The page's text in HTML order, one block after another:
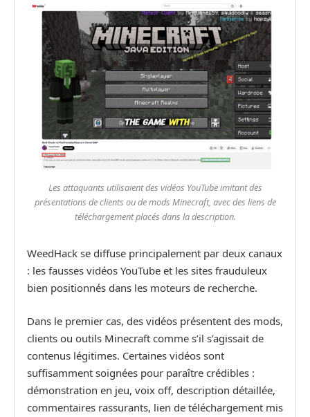
Les attaquants utilisaient des vidéos YouTube imitant des
présentations de clients ou de mods Minecraft, avec des liens de
téléchargement placés dans la description.
WeedHack se diffuse principalement par deux canaux
: les fausses vidéos YouTube et les sites frauduleux
bien positionnés dans les moteurs de recherche.
Dans le premier cas, des vidéos présentent des mods,
clients ou outils Minecraft comme s’il s’agissait de
contenus légitimes. Certaines vidéos sont
suffisamment soignées pour paraître crédibles :
démonstration en jeu, voix off, description détaillée,
commentaires rassurants, lien de téléchargement mis